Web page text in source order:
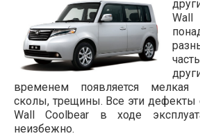
временем появляется мелкая
сколы, трещины. Все эти дефекты
Wall Coolbear в ходе
неизбежно.